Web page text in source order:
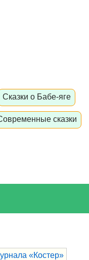
Сказки о Бабе-яге
сказки
«Костер»